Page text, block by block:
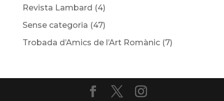
Revista Lambard (4)
Sense categoria (47)
Trobada d’Amics de l’Art Romànic(7)